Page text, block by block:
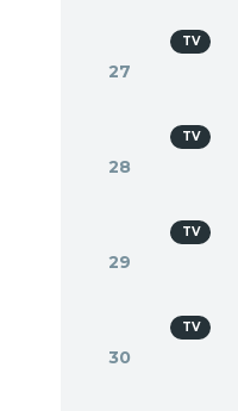
27
TV
28
TV
29
TV
30
TV